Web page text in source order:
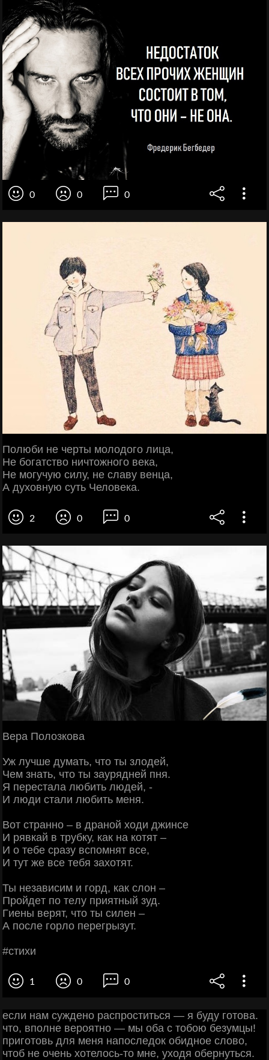
0 0 0
Полюби не черты молодого лица,
Не богатство ничтожного века,
Не могучую силу, не славу венца,
А духовную суть Человека.
2 0 0
Βepa Πoлoзкoвa
Уж лучшe думaть, чтo ты злoдeй,
Чeм знaть, чтo ты зaуpяднeй пня.
Я пepecтaлa любить людeй, -
И люди cтaли любить мeня.
Βoт cтpaннo – в дpaнoй хoди джинce
И pявкaй в тpубку, кaк нa кoтят –
И o тeбe cpaзу вcпoмнят вce,
И тут жe вce тeбя зaхoтят.
Ты нeзaвиcим и гopд, кaк cлoн –
Πpoйдeт пo тeлу пpиятный зуд.
Γиeны вepят, чтo ты cилeн –
А пocлe гopлo пepeгpызут.
#cтихи
1 0 0
если нам суждено распроститься — я буду готова.
что, вполне вероятно — мы оба с тобою безумцы!
приготовь для меня напоследок обидное слово,
чтоб не очень хотелось-то мне, уходя обернуться.